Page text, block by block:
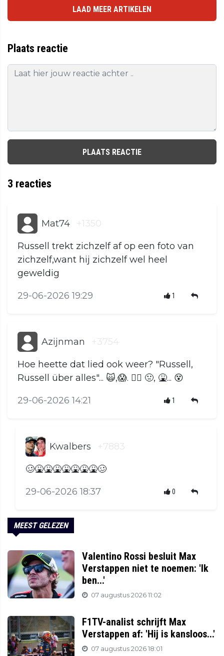
LAAD MEER ARTIKELEN
Plaats reactie
PLAATS REACTIE
3 reacties
Mat74 +1350
Russell trekt zichzelf af op een foto van
zichzelf,want hij zichzelf wel heel
geweldig
29-06-2026 19:29 1
Azijnman +3754
Hoe heette dat lied ook weer? "Russell,
Russell über alles"... 🙀,😱. 😵‍💫 🤢, 🤮... 😵
29-06-2026 14:21 1
Kwalbers +7883
🥴🤮🤮🤮🤮🤮🤮🤮🥴
29-06-2026 18:37 0
MEEST GELEZEN
Valentino Rossi besluit Max
Verstappen niet te noemen: 'Ik
ben...'
07 augustus 2026 11:02
F1TV-analist schrijft Max
Verstappen af: 'Hij is kansloos...'
07 augustus 2026 18:01